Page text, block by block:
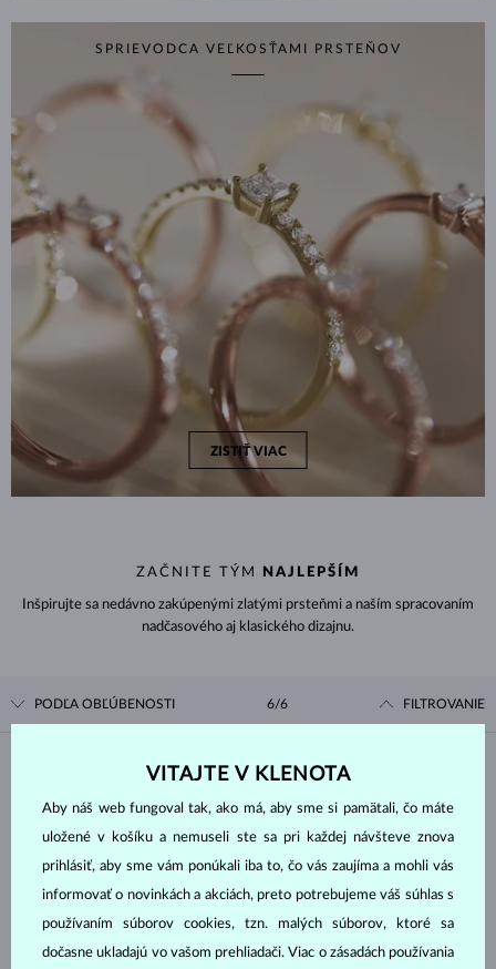
SPRIEVODCA VEĽKOSŤAMI PRSTEŇOV
ZISTIŤ VIAC
ZAČNITE TÝM NAJLEPŠÍM
Inšpirujte sa nedávno zakúpenými zlatými prsteňmi a naším spracovaním
nadčasového aj klasického dizajnu.
PODĽA OBĽÚBENOSTI 6/6 FILTROVANIE
BIELE ZLATO ŽLTÉ ZLATO
RUŽOVÉ ZLATO
Drahokam
VITAJTE V KLENOTA
Aby náš web fungoval tak, ako má, aby sme si pamätali, čo máte
uložené v košíku a nemuseli ste sa pri každej návšteve znova
prihlásiť, aby sme vám ponúkali iba to, čo vás zaujíma a mohli vás
informovať o novinkách a akciách, preto potrebujeme váš súhlas s
používaním súborov cookies, tzn. malých súborov, ktoré sa
dočasne ukladajú vo vašom prehliadači. Viac o zásadách používania